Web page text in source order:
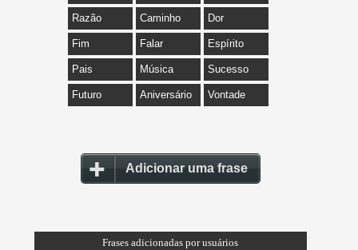
Razão Caminho Dor
Fim Falar Espírito
Pais Música Sucesso
Futuro Aniversário Vontade
Adicionar uma frase
Frases adicionadas por usuários